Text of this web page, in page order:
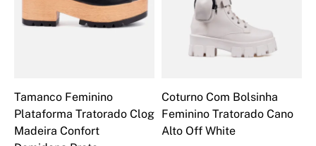
Tamanco Feminino
Plataforma Tratorado Clog
Madeira Confort
Coturno Com Bolsinha
Feminino Tratorado Cano
Alto Off White